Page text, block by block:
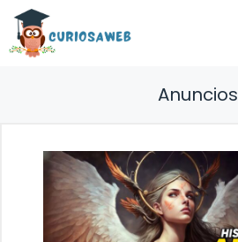
Saltar
contenido
Anuncios